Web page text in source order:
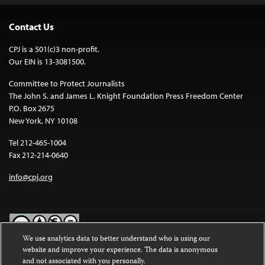
Contact Us
CPJ is a 501(c)3 non-profit.
Our EIN is 13-3081500.
Committee to Protect Journalists
The John S. and James L. Knight Foundation Press Freedom Center
P.O. Box 2675
New York, NY 10108
Tel 212-465-1004
Fax 212-214-0640
info@cpj.org
Except where noted, text on this website is licensed under a
We use analytics data to better understand who is using our
website and improve your experience. The data is anonymous
and not associated with you personally.